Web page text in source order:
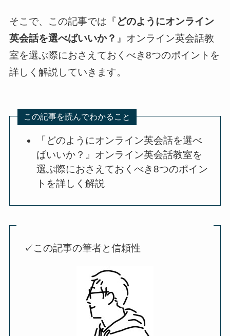
そこで、この記事では『 どのようにオンライン
英会話を選べばいいか？ 』オンライン英会話教
室を選ぶ際におさえておくべき8つのポイントを
詳しく解説していきます。
この記事を読んでわかること
「どのようにオンライン英会話を選べ
ばいいか？』オンライン英会話教室を
選ぶ際におさえておくべき8つのポイン
トを詳しく解説
✓この記事の筆者と信頼性